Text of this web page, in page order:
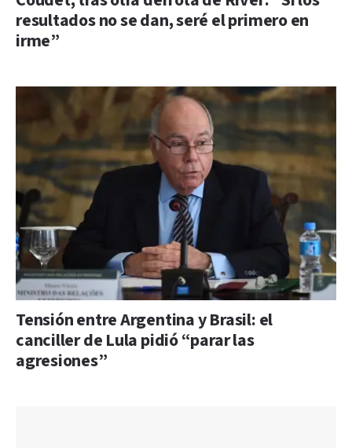
resultados no se dan, seré el primero en
irme”
Tensión entre Argentina y Brasil: el
canciller de Lula pidió “parar las
agresiones”